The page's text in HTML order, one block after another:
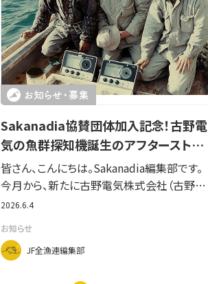
Sakanadia協賛団体加入記念！古野電
気の魚群探知機誕生のアフタースト…
皆さん、こんにちは。Sakanadia編集部です。
今月から、新たに古野電気株式会社（古野…
2026.6.4
お知らせ
JF全漁連編集部